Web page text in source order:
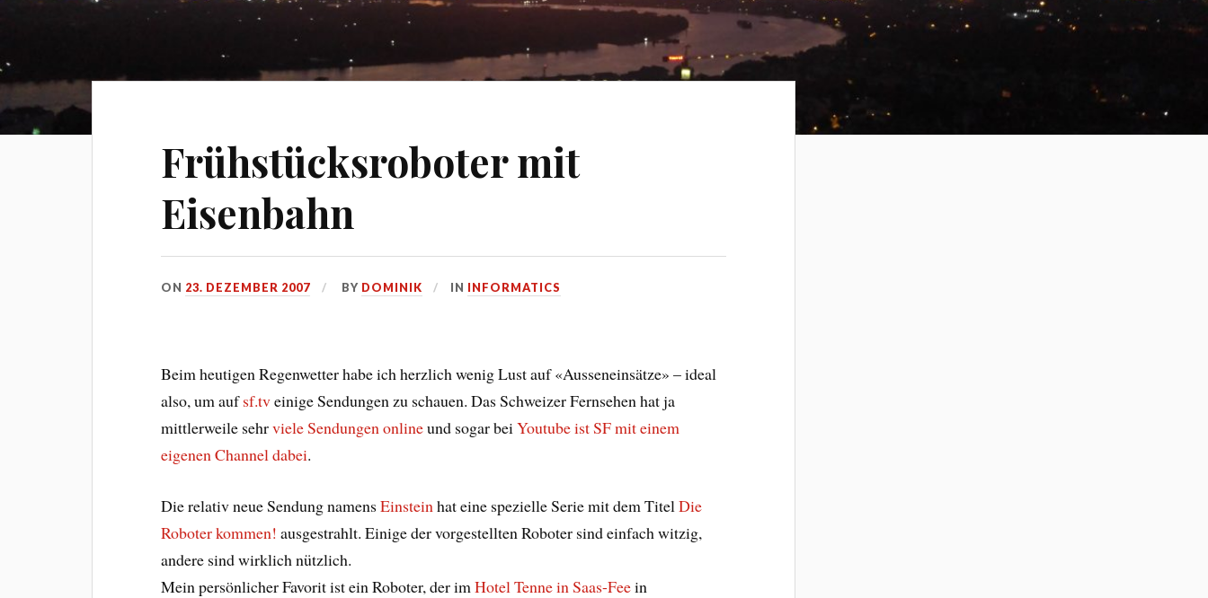
Frühstücksroboter mit
Eisenbahn
ON 23. DEZEMBER 2007 BY DOMINIK IN INFORMATICS
Beim heutigen Regenwetter habe ich herzlich wenig Lust auf «Ausseneinsätze» – ideal
also, um aufsf.tveinige Sendungen zu schauen. Das Schweizer Fernsehen hat ja
mittlerweile sehrviele Sendungen onlineund sogar beiYoutube ist SF mit einem
eigenen Channel dabei.
Die relativ neue Sendung namensEinstein hat eine spezielle Serie mit dem TitelDie
Roboter kommen! ausgestrahlt. Einige der vorgestellten Roboter sind einfach witzig,
andere sind wirklich nützlich.
Mein persönlicher Favorit ist ein Roboter, der imHotel Tenne in Saas-Feein